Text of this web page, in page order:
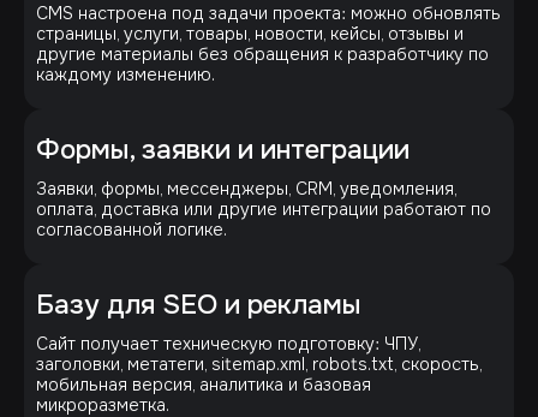
CMS настроена под задачи проекта: можно обновлять
страницы, услуги, товары, новости, кейсы, отзывы и
другие материалы без обращения к разработчику по
каждому изменению.
Формы, заявки и интеграции
Заявки, формы, мессенджеры, CRM, уведомления,
оплата, доставка или другие интеграции работают по
согласованной логике.
Базу для SEO и рекламы
Сайт получает техническую подготовку: ЧПУ,
заголовки, метатеги, sitemap.xml, robots.txt, скорость,
мобильная версия, аналитика и базовая
микроразметка.